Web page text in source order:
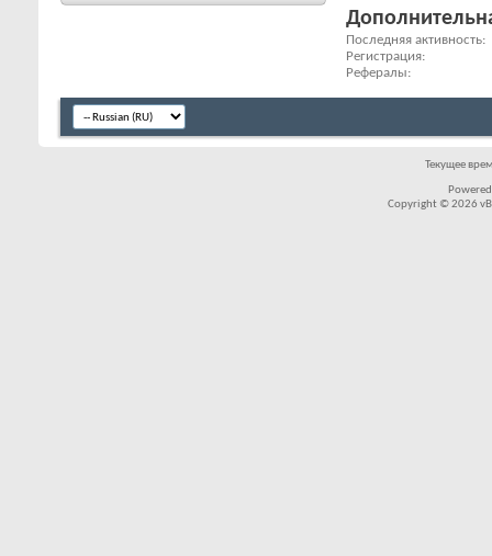
Последняя активность
Регистрация
Рефералы
Текущее
Copyright © 2026